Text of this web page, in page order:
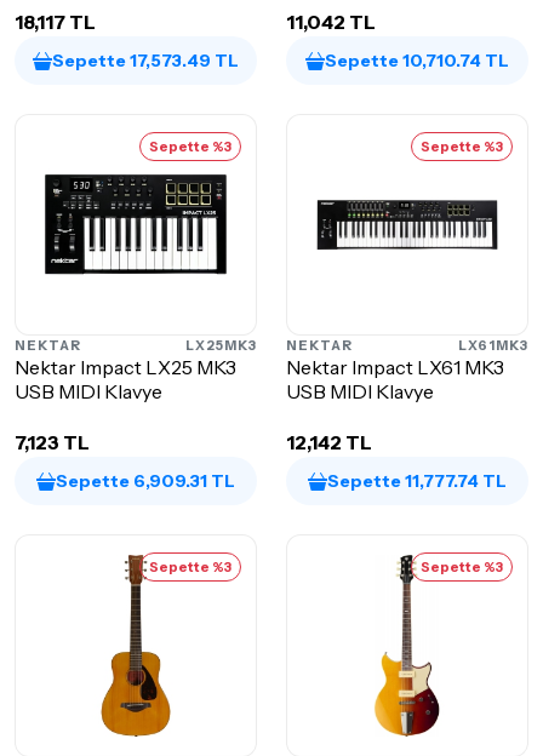
18,117 TL
Sepette 17,573.49 TL
11,042 TL
Sepette 10,710.74 TL
Sepette %3
NEKTAR LX25MK3
Nektar Impact LX25 MK3
USB MIDI Klavye
7,123 TL
Sepette 6,909.31 TL
Sepette %3
NEKTAR LX61MK3
Nektar Impact LX61 MK3
USB MIDI Klavye
12,142 TL
Sepette 11,777.74 TL
Sepette %3 Sepette %3